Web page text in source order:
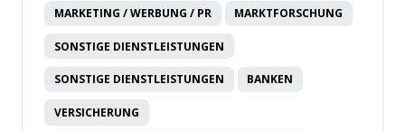
MARKETING / WERBUNG / PR MARKTFORSCHUNG
SONSTIGE DIENSTLEISTUNGEN
SONSTIGE DIENSTLEISTUNGEN BANKEN
VERSICHERUNG